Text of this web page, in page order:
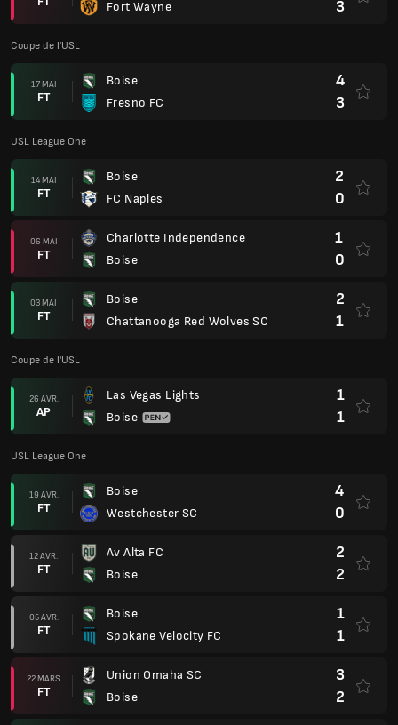
Fort Wayne
3
Coupe de l'USL
17 MAI
FT
Boise
Fresno FC
4
3
USL League One
14 MAI
FT
Boise
FC Naples
2
0
06 MAI
FT
Charlotte Independence
Boise
1
0
03 MAI
FT
Boise
Chattanooga Red Wolves SC
2
1
Coupe de l'USL
26 AVR.
AP
Las Vegas Lights
Boise
1
1
USL League One
19 AVR.
FT
Boise
Westchester SC
4
0
12 AVR.
FT
Av Alta FC
Boise
2
2
05 AVR.
FT
Boise
Spokane Velocity FC
1
1
22 MARS
FT
Union Omaha SC
Boise
3
2